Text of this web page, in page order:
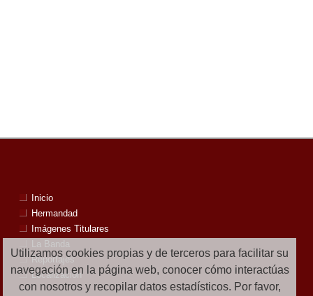
Inicio
Hermandad
Imágenes Titulares
La Banda
Reportajes
Localización
Utilizamos cookies propias y de terceros para facilitar su
navegación en la página web, conocer cómo interactúas
con nosotros y recopilar datos estadísticos. Por favor,